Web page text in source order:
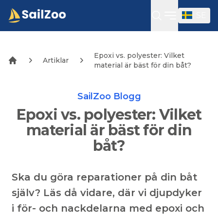
Öppna
Artiklar
Epoxi vs. polyester: Vilket
material är bäst för din båt?
SailZoo Blogg
Epoxi vs. polyester: Vilket
material är bäst för din
båt?
Ska du göra reparationer på din båt
själv? Läs då vidare, där vi djupdyker
i för- och nackdelarna med epoxi och